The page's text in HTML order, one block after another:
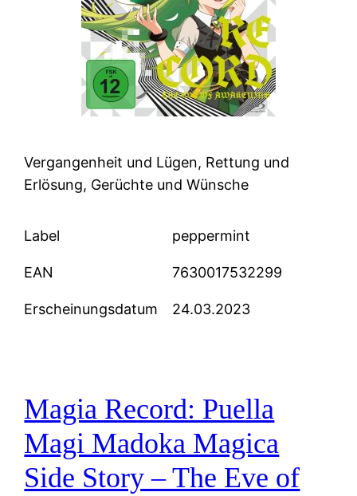
Vergangenheit und Lügen, Rettung und
Erlösung, Gerüchte und Wünsche
Label peppermint
EAN 7630017532299
Erscheinungsdatum 24.03.2023
Magia Record: Puella
Magi Madoka Magica
Side Story – The Eve of